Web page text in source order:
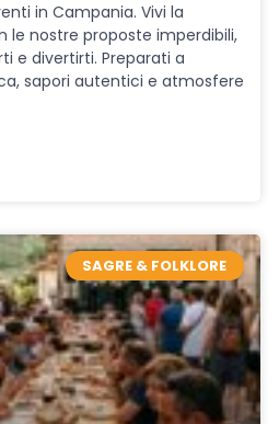
in Campania. Vivi la
le nostre proposte imperdibili,
e divertirti. Preparati a
sapori autentici e atmosfere
SAGRE & FOLKLORE